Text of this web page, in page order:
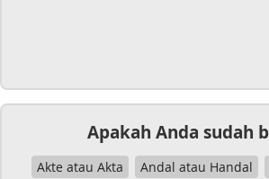
Apakah Anda sudah
Akte atau Akta Andal atau Handal